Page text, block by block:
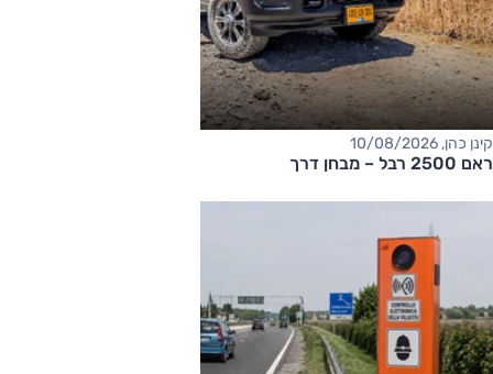
קינן כהן, 10/08/2026
ראם 2500 רבל – מבחן דרך